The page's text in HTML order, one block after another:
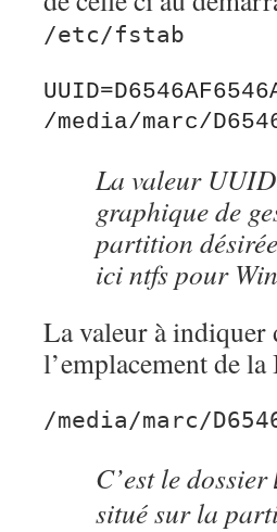
/etc/fstab
/media/marc/
La valeur
graphique de
partition
ici ntfs pour
La valeur à indiquer
l’emplacement de
/media/marc/
C’est le dossier
situé sur la